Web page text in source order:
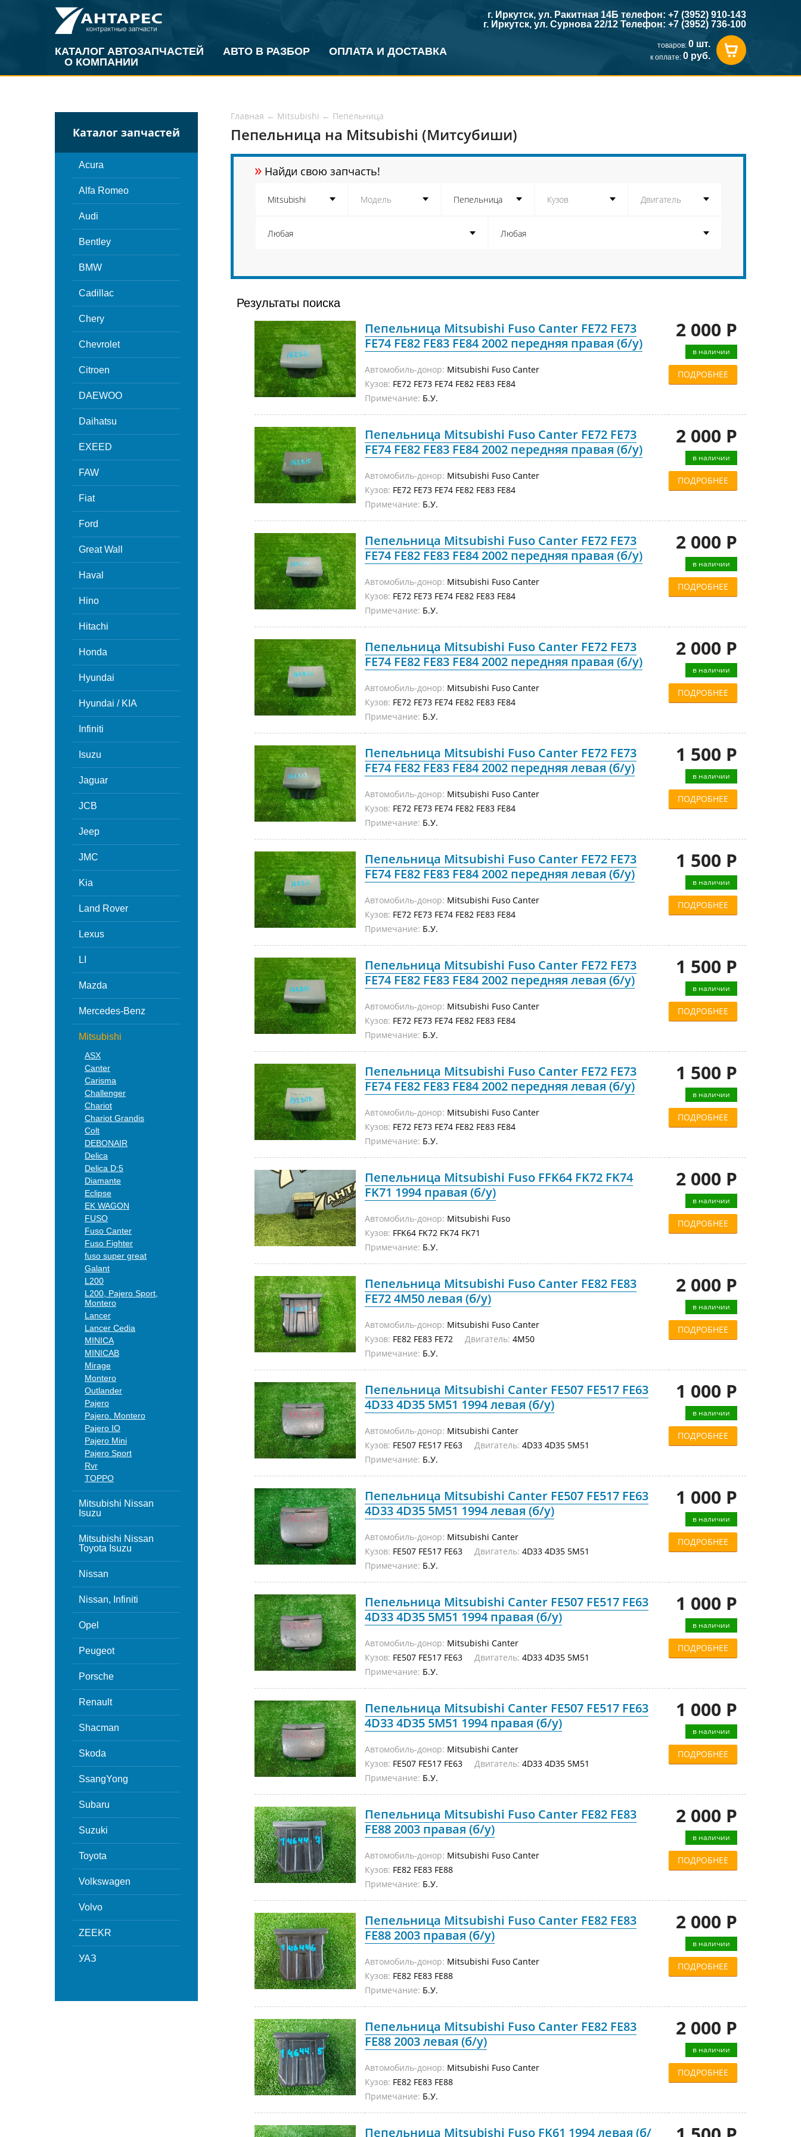
КАТАЛОГ АВТОЗАПЧАСТЕЙ АВТО В РАЗБОР
ОПЛАТА И ДОСТАВКА
О КОМПАНИИ
г. Иркутск, ул. Ракитная 14Б телефон: +7 (3952) 910-143
г. Иркутск, ул. Сурнова 22/12 Телефон: +7 (3952) 736-100
товаров: 0 шт.
к оплате: 0 руб.
Каталог запчастей
Acura
Alfa Romeo
Audi
Bentley
BMW
Cadillac
Chery
Chevrolet
Citroen
DAEWOO
Daihatsu
EXEED
FAW
Fiat
Ford
Great Wall
Haval
Hino
Hitachi
Honda
Hyundai
Hyundai / KIA
Infiniti
Isuzu
Jaguar
JCB
Jeep
JMC
Kia
Land Rover
Lexus
LI
Mazda
Mercedes-Benz
Mitsubishi
ASX
Canter
Carisma
Challenger
Chariot
Chariot Grandis
Colt
DEBONAIR
Delica
Delica D:5
Diamante
Eclipse
EK WAGON
FUSO
Fuso Canter
Fuso Fighter
fuso super great
Galant
L200
L200, Pajero Sport,
Montero
Lancer
Lancer Cedia
MINICA
MINICAB
Mirage
Montero
Outlander
Pajero
Pajero. Montero
Pajero IO
Pajero Mini
Pajero Sport
Rvr
TOPPO
Mitsubishi Nissan
Isuzu
Mitsubishi Nissan
Toyota Isuzu
Nissan
Nissan, Infiniti
Opel
Peugeot
Porsche
Renault
Shacman
Skoda
SsangYong
Subaru
Suzuki
Toyota
Volkswagen
Volvo
ZEEKR
УАЗ
Главная ← Mitsubishi ← Пепельница
Пепельница на Mitsubishi (Митсубиши)
» Найди свою запчасть!
Результаты поиска
Пепельница Mitsubishi Fuso Canter FE72 FE73
FE74 FE82 FE83 FE84 2002 передняя правая (б/у)
Автомобиль-донор: Mitsubishi Fuso Canter
Кузов: FE72 FE73 FE74 FE82 FE83 FE84
Примечание: Б.У.
2 000 Р
в наличии
ПОДРОБНЕЕ
Пепельница Mitsubishi Fuso Canter FE72 FE73
FE74 FE82 FE83 FE84 2002 передняя правая (б/у)
Автомобиль-донор: Mitsubishi Fuso Canter
Кузов: FE72 FE73 FE74 FE82 FE83 FE84
Примечание: Б.У.
2 000 Р
в наличии
ПОДРОБНЕЕ
Пепельница Mitsubishi Fuso Canter FE72 FE73
FE74 FE82 FE83 FE84 2002 передняя правая (б/у)
Автомобиль-донор: Mitsubishi Fuso Canter
Кузов: FE72 FE73 FE74 FE82 FE83 FE84
Примечание: Б.У.
2 000 Р
в наличии
ПОДРОБНЕЕ
Пепельница Mitsubishi Fuso Canter FE72 FE73
FE74 FE82 FE83 FE84 2002 передняя правая (б/у)
Автомобиль-донор: Mitsubishi Fuso Canter
Кузов: FE72 FE73 FE74 FE82 FE83 FE84
Примечание: Б.У.
2 000 Р
в наличии
ПОДРОБНЕЕ
Пепельница Mitsubishi Fuso Canter FE72 FE73
FE74 FE82 FE83 FE84 2002 передняя левая (б/у)
Автомобиль-донор: Mitsubishi Fuso Canter
Кузов: FE72 FE73 FE74 FE82 FE83 FE84
Примечание: Б.У.
1 500 Р
в наличии
ПОДРОБНЕЕ
Пепельница Mitsubishi Fuso Canter FE72 FE73
FE74 FE82 FE83 FE84 2002 передняя левая (б/у)
Автомобиль-донор: Mitsubishi Fuso Canter
Кузов: FE72 FE73 FE74 FE82 FE83 FE84
Примечание: Б.У.
1 500 Р
в наличии
ПОДРОБНЕЕ
Пепельница Mitsubishi Fuso Canter FE72 FE73
FE74 FE82 FE83 FE84 2002 передняя левая (б/у)
Автомобиль-донор: Mitsubishi Fuso Canter
Кузов: FE72 FE73 FE74 FE82 FE83 FE84
Примечание: Б.У.
1 500 Р
в наличии
ПОДРОБНЕЕ
Пепельница Mitsubishi Fuso Canter FE72 FE73
FE74 FE82 FE83 FE84 2002 передняя левая (б/у)
Автомобиль-донор: Mitsubishi Fuso Canter
Кузов: FE72 FE73 FE74 FE82 FE83 FE84
Примечание: Б.У.
1 500 Р
в наличии
ПОДРОБНЕЕ
Пепельница Mitsubishi Fuso FFK64 FK72 FK74
FK71 1994 правая (б/у)
Автомобиль-донор: Mitsubishi Fuso
Кузов: FFK64 FK72 FK74 FK71
Примечание: Б.У.
2 000 Р
в наличии
ПОДРОБНЕЕ
Пепельница Mitsubishi Fuso Canter FE82 FE83
FE72 4M50 левая (б/у)
Автомобиль-донор: Mitsubishi Fuso Canter
Кузов: FE82 FE83 FE72 Двигатель: 4M50
Примечание: Б.У.
2 000 Р
в наличии
ПОДРОБНЕЕ
Пепельница Mitsubishi Canter FE507 FE517 FE63
4D33 4D35 5M51 1994 левая (б/у)
Автомобиль-донор: Mitsubishi Canter
Кузов: FE507 FE517 FE63 Двигатель: 4D33 4D35 5M51
Примечание: Б.У.
1 000 Р
в наличии
ПОДРОБНЕЕ
Пепельница Mitsubishi Canter FE507 FE517 FE63
4D33 4D35 5M51 1994 левая (б/у)
Автомобиль-донор: Mitsubishi Canter
Кузов: FE507 FE517 FE63 Двигатель: 4D33 4D35 5M51
Примечание: Б.У.
1 000 Р
в наличии
ПОДРОБНЕЕ
Пепельница Mitsubishi Canter FE507 FE517 FE63
4D33 4D35 5M51 1994 правая (б/у)
Автомобиль-донор: Mitsubishi Canter
Кузов: FE507 FE517 FE63 Двигатель: 4D33 4D35 5M51
Примечание: Б.У.
1 000 Р
в наличии
ПОДРОБНЕЕ
Пепельница Mitsubishi Canter FE507 FE517 FE63
4D33 4D35 5M51 1994 правая (б/у)
Автомобиль-донор: Mitsubishi Canter
Кузов: FE507 FE517 FE63 Двигатель: 4D33 4D35 5M51
Примечание: Б.У.
1 000 Р
в наличии
ПОДРОБНЕЕ
Пепельница Mitsubishi Fuso Canter FE82 FE83
FE88 2003 правая (б/у)
Автомобиль-донор: Mitsubishi Fuso Canter
Кузов: FE82 FE83 FE88
Примечание: Б.У.
2 000 Р
в наличии
ПОДРОБНЕЕ
Пепельница Mitsubishi Fuso Canter FE82 FE83
FE88 2003 правая (б/у)
Автомобиль-донор: Mitsubishi Fuso Canter
Кузов: FE82 FE83 FE88
Примечание: Б.У.
2 000 Р
в наличии
ПОДРОБНЕЕ
Пепельница Mitsubishi Fuso Canter FE82 FE83
FE88 2003 левая (б/у)
Автомобиль-донор: Mitsubishi Fuso Canter
Кузов: FE82 FE83 FE88
Примечание: Б.У.
2 000 Р
в наличии
ПОДРОБНЕЕ
Пепельница Mitsubishi Fuso FK61 1994 левая (б/